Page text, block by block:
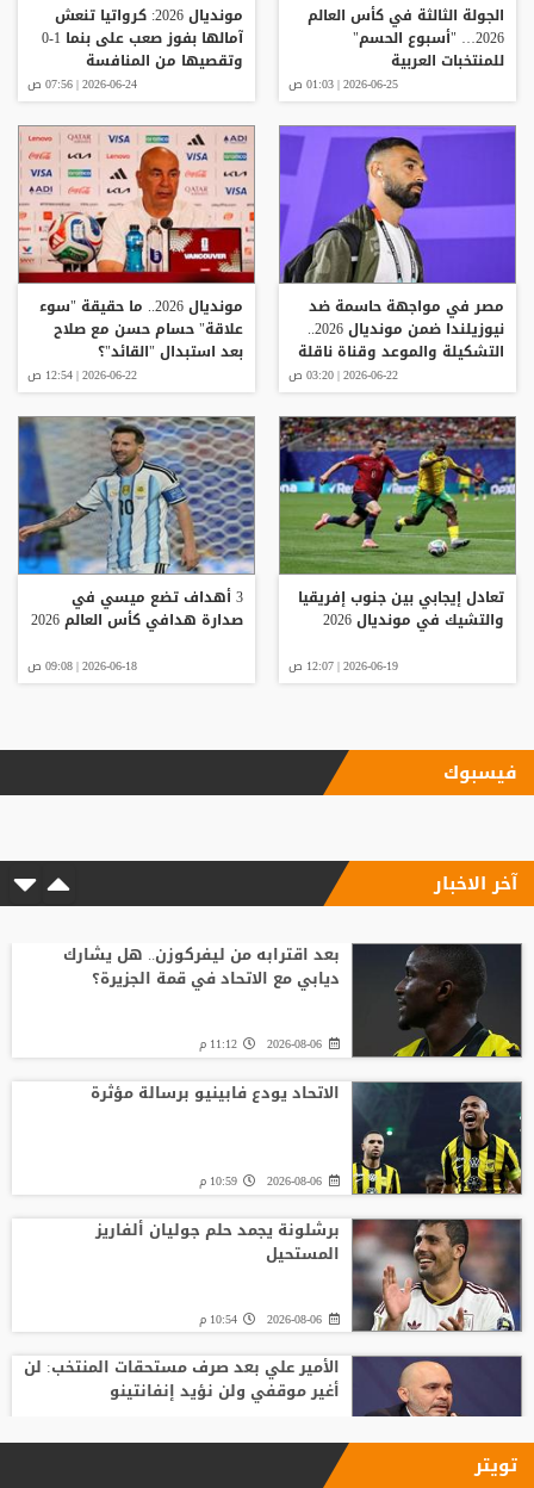
الجولة الثالثة في كأس العالم
2026… "أسبوع الحسم"
للمنتخبات العربية
2026-06-25 | 01:03 ص
مونديال 2026: كرواتيا تنعش
آمالها بفوز صعب على بنما 1-0
وتقصيها من المنافسة
2026-06-24 | 07:56 ص
مصر في مواجهة حاسمة ضد
نيوزيلندا ضمن مونديال 2026..
التشكيلة والموعد وقناة ناقلة
2026-06-22 | 03:20 ص
مونديال 2026.. ما حقيقة "سوء
علاقة" حسام حسن مع صلاح
بعد استبدال "القائد"؟
2026-06-22 | 12:54 ص
تعادل إيجابي بين جنوب إفريقيا
والتشيك في مونديال 2026
2026-06-19 | 12:07 ص
3 أهداف تضع ميسي في
صدارة هدافي كأس العالم 2026
2026-06-18 | 09:08 ص
فيسبوك
آخر الاخبار
بعد اقترابه من ليفركوزن.. هل يشارك
ديابي مع الاتحاد في قمة الجزيرة؟
2026-08-06 11:12 م
الاتحاد يودع فابينيو برسالة مؤثرة
2026-08-06 10:59 م
برشلونة يجمد حلم جوليان ألفاريز
المستحيل
2026-08-06 10:54 م
الأمير علي بعد صرف مستحقات المنتخب: لن
أغير موقفي ولن نؤيد إنفانتينو
تويتر